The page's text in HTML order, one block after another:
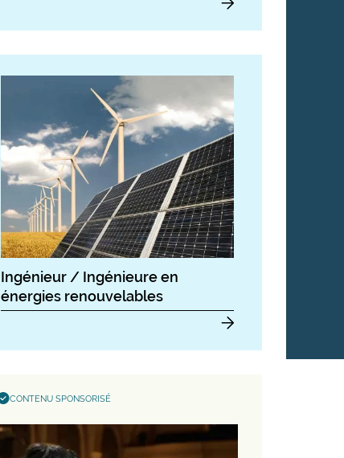
Ingénieur / Ingénieure en
énergies renouvelables
CONTENU SPONSORISÉ